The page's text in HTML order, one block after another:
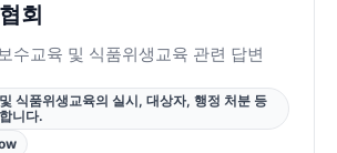
회
수교육 및 식품위생교육 관련 답변
식품위생교육의 실시, 대상자, 행정 처분 등
니다.